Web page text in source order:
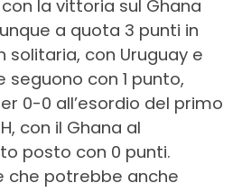
con la vittoria sul Ghana
a quota 3 punti in
solitaria, con Uruguay e
seguono con 1 punto,
0-0 all’esordio del primo
con il Ghana al
posto con 0 punti.
che potrebbe anche